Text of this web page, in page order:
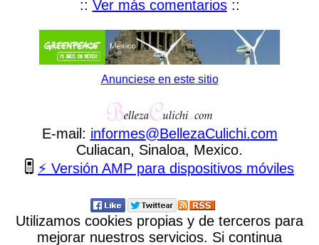
:: Ver más comentarios::
Anunciese en este sitio
E-mail: informes@BellezaCulichi.com
Culiacan, Sinaloa, Mexico.
⚡ Versión AMP para dispositivos móviles
Utilizamos cookies propias y de terceros para
mejorar nuestros servicios. Si continua